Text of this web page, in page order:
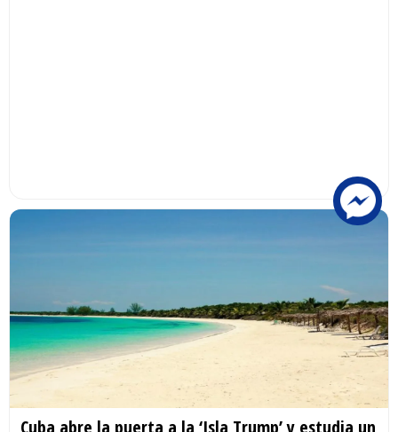
Cuba abre la puerta a la ‘Isla Trump’ y estudia un